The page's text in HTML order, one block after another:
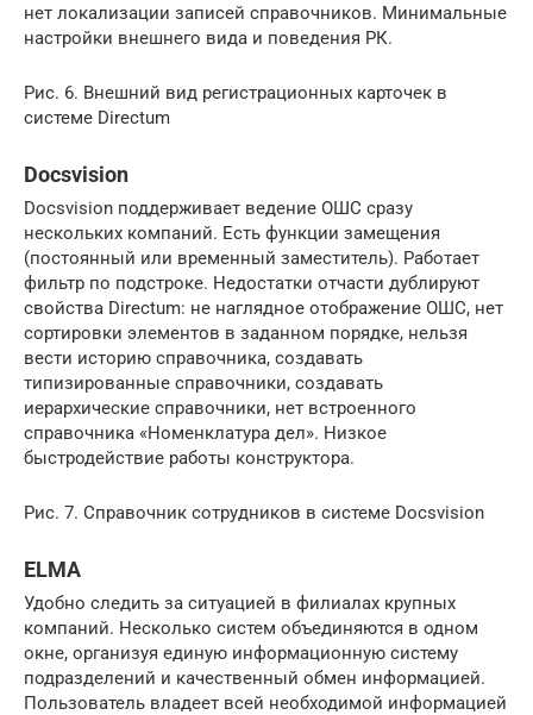
нет локализации записей справочников. Минимальные
настройки внешнего вида и поведения РК.
Рис. 6. Внешний вид регистрационных карточек в
системе Directum
Docsvision
Docsvision поддерживает ведение ОШС сразу
нескольких компаний. Есть функции замещения
(постоянный или временный заместитель). Работает
фильтр по подстроке. Недостатки отчасти дублируют
свойства Directum: не наглядное отображение ОШС, нет
сортировки элементов в заданном порядке, нельзя
вести историю справочника, создавать
типизированные справочники, создавать
иерархические справочники, нет встроенного
справочника «Номенклатура дел». Низкое
быстродействие работы конструктора.
Рис. 7. Справочник сотрудников в системе Docsvision
ELMA
Удобно следить за ситуацией в филиалах крупных
компаний. Несколько систем объединяются в одном
окне, организуя единую информационную систему
подразделений и качественный обмен информацией.
Пользователь владеет всей необходимой информацией